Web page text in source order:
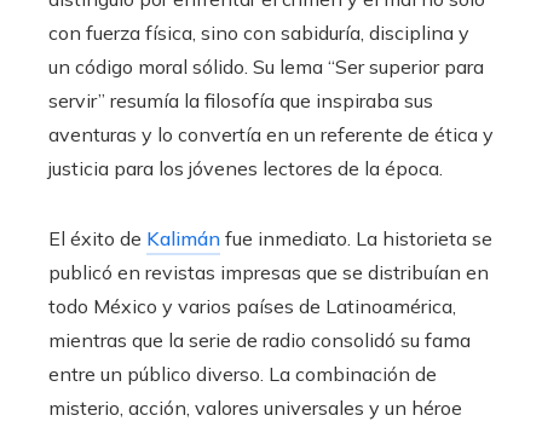
con fuerza física, sino con sabiduría, disciplina y
un código moral sólido. Su lema “Ser superior para
servir” resumía la filosofía que inspiraba sus
aventuras y lo convertía en un referente de ética y
justicia para los jóvenes lectores de la época.
El éxito de Kalimán fue inmediato. La historieta se
publicó en revistas impresas que se distribuían en
todo México y varios países de Latinoamérica,
mientras que la serie de radio consolidó su fama
entre un público diverso. La combinación de
misterio, acción, valores universales y un héroe